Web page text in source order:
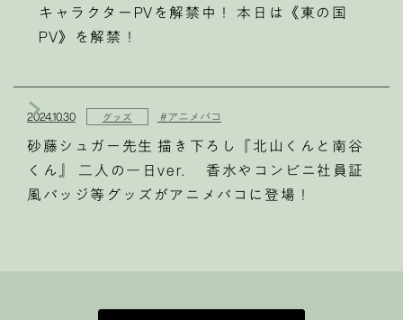
キャラクターPVを解禁中！ 本日は《東の国
PV》を解禁！
2024.10.30 グッズ #アニメバコ
砂藤シュガー先生 描き下ろし『北山くんと南谷
くん』 二人の一日ver. 香水やコンビニ社員証
風バッジ等グッズがアニメバコに登場！